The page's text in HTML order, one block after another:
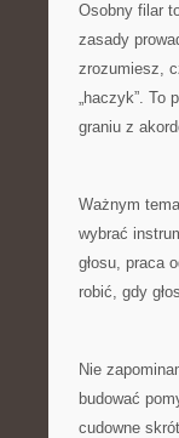
Osobny filar
zasady
zrozumiesz,
„haczyk”. To
graniu z
Ważnym
wybrać
głosu, praca
robić, gdy
Nie
budować
cudowne